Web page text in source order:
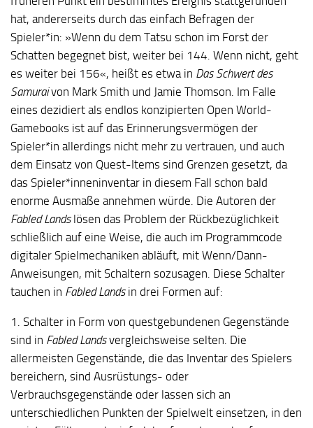
hat, andererseits durch das einfach Befragen der
Spieler*in: »Wenn du dem Tatsu schon im Forst der
Schatten begegnet bist, weiter bei 144. Wenn nicht, geht
es weiter bei 156«, heißt es etwa in Das Schwert des
Samuraivon Mark Smith und Jamie Thomson. Im Falle
eines dezidiert als endlos konzipierten Open World-
Gamebooks ist auf das Erinnerungsvermögen der
Spieler*in allerdings nicht mehr zu vertrauen, und auch
dem Einsatz von Quest-Items sind Grenzen gesetzt, da
das Spieler*inneninventar in diesem Fall schon bald
enorme Ausmaße annehmen würde. Die Autoren der
Fabled Landslösen das Problem der Rückbezüglichkeit
schließlich auf eine Weise, die auch im Programmcode
digitaler Spielmechaniken abläuft, mit Wenn/Dann-
Anweisungen, mit Schaltern sozusagen. Diese Schalter
tauchen in Fabled Landsin drei Formen auf:
1. Schalter in Form von questgebundenen Gegenstände
sind in Fabled Landsvergleichsweise selten. Die
allermeisten Gegenstände, die das Inventar des Spielers
bereichern, sind Ausrüstungs- oder
Verbrauchsgegenstände oder lassen sich an
unterschiedlichen Punkten der Spielwelt einsetzen, in den